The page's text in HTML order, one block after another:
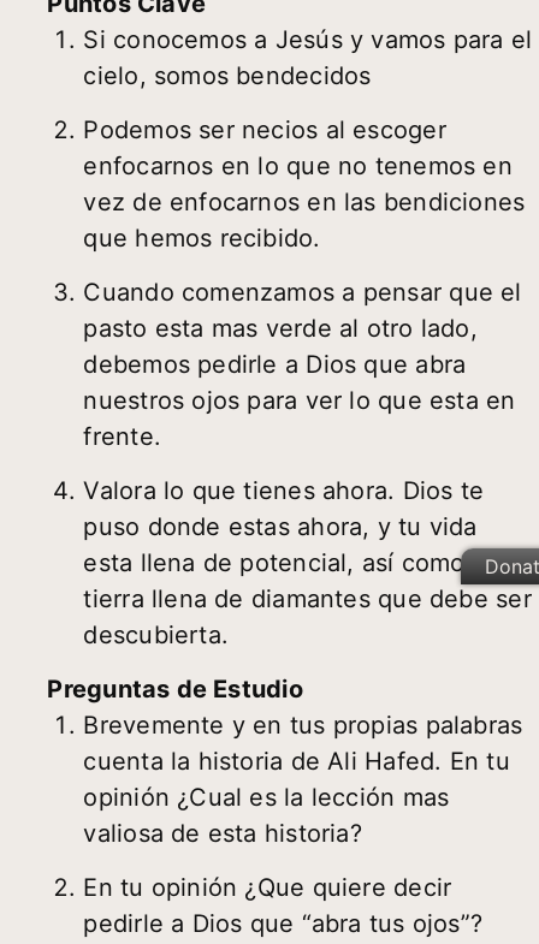
Si conocemos a Jesús y vamos para el
cielo, somos bendecidos
Podemos ser necios al escoger
enfocarnos en lo que no tenemos en
vez de enfocarnos en las bendiciones
que hemos recibido.
Cuando comenzamos a pensar que el
pasto esta mas verde al otro lado,
debemos pedirle a Dios que abra
nuestros ojos para ver lo que esta en
frente.
Valora lo que tienes ahora. Dios te
puso donde estas ahora, y tu vida
esta llena de potencial, así como la
tierra llena de diamantes que debe ser
descubierta.
Preguntas de Estudio
Brevemente y en tus propias palabras
cuenta la historia de Ali Hafed. En tu
opinión ¿Cual es la lección mas
valiosa de esta historia?
En tu opinión ¿Que quiere decir
pedirle a Dios que “abra tus ojos”?